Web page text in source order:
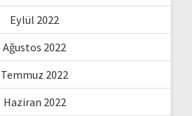
Eylül 2022
Ağustos 2022
Temmuz 2022
Haziran 2022